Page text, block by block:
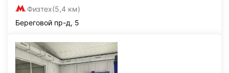
Физтех(5,4 км)
Береговой пр-д, 5